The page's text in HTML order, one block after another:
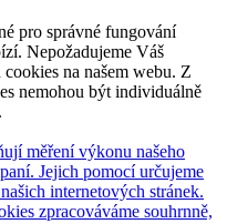
pro správné fungování
Nepožadujeme Váš
na našem webu. Z
nemohou být individuálně
měření výkonu našeho
Jejich pomocí určujeme
internetových stránek.
zpracováváme souhrnně,